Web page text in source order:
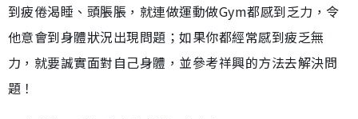
到疲倦渴睡、頭脹脹，就連做運動做Gym都感到乏力，令
他意會到身體狀況出現問題；如果你都經常感到疲乏無
力，就要誠實面對自己身體，並參考祥興的方法去解決問
題！